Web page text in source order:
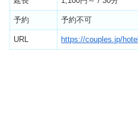
予約 予約不可
URL https://couples.jp/